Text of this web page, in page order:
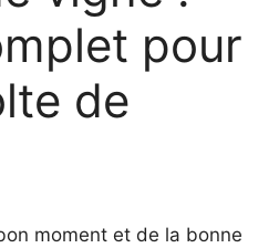
pour
de
moment et de la bonne